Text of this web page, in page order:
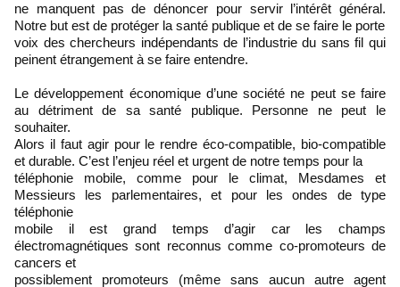
ne manquent pas de dénoncer pour servir l’intérêt général.
Notre but est de protéger la santé publique et de se faire le porte
voix des chercheurs indépendants de l’industrie du sans fil qui
peinent étrangement à se faire entendre.
Le développement économique d’une société ne peut se faire
au détriment de sa santé publique. Personne ne peut le
souhaiter.
Alors il faut agir pour le rendre éco-compatible, bio-compatible
et durable. C’est l’enjeu réel et urgent de notre temps pour la
téléphonie mobile, comme pour le climat, Mesdames et
Messieurs les parlementaires, et pour les ondes de type
téléphonie
mobile il est grand temps d’agir car les champs
électromagnétiques sont reconnus comme co-promoteurs de
cancers et
possiblement promoteurs (même sans aucun autre agent